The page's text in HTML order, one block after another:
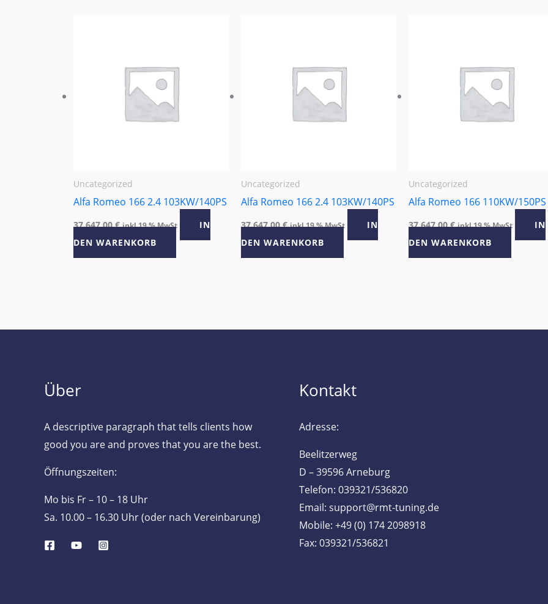
Uncategorized
Alfa Romeo 166 2.4 103KW/140PS
37.647,00€ inkl 19 % MwSt
IN
DEN WARENKORB
Uncategorized
Alfa Romeo 166 2.4 103KW/140PS
37.647,00€ inkl 19 % MwSt
IN
DEN WARENKORB
Uncategorized
Alfa Romeo 166 110KW/150PS
37.647,00€ inkl 19 % MwSt
IN
DEN WARENKORB
Über
A descriptive paragraph that tells clients how
good you are and proves that you are the best.
Öffnungszeiten:
Mo bis Fr – 10 – 18 Uhr
Sa. 10.00 – 16.30 Uhr (oder nach Vereinbarung)
Kontakt
Adresse:
Beelitzerweg
D – 39596 Arneburg
Telefon: 039321/536820
Email: support@rmt-tuning.de
Mobile: +49 (0) 174 2098918
Fax: 039321/536821